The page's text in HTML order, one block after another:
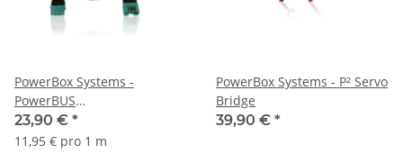
PowerBox Systems -
PowerBUS
Verbindungskabel 200cm
23,90 € *
11,95 € pro 1 m
PowerBox Systems - P² Servo
Bridge
39,90 € *